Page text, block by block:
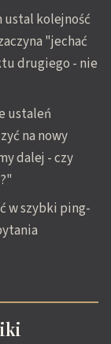
ustal kolejność
"jechać
drugiego - nie
ustaleń
na nowy
dalej - czy
w szybki ping-